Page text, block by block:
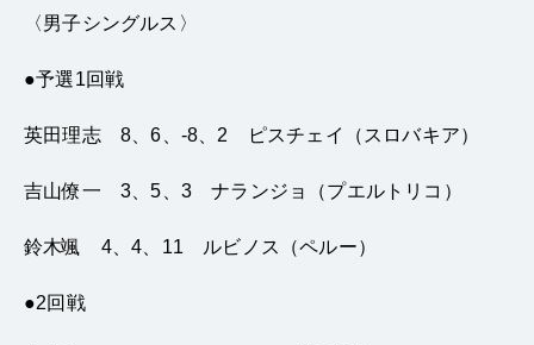
〈男子シングルス〉
●予選1回戦
英田理志 8、6、 -8、2 ピスチェイ（スロバキア）
吉山僚一 3、5、 3 ナランジョ（プエルトリコ）
鈴木颯 4、4、 11 ルビノス（ペルー）
●2回戦